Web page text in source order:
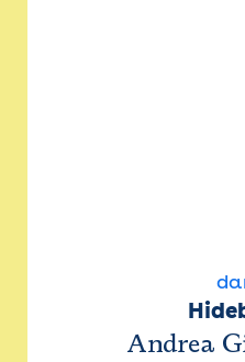
Andrea